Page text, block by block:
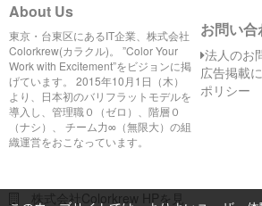
About Us
東京・台東区にあるIT企業、株式会社
Colorkrew(カラクル)。 ”Color Your
Work with Excitement”をビジョンに掲
げています。 2015年10月1日（木）
より、日本初のバリフラットモデルを
導入し、管理職０（ゼロ）、階層０
（ナシ）、 チーム力∞（無限大）の組
織運営をおこなっています。
株式会社Colorkrew HPを見
お問い合
法人のお
広告掲載
ポリシー